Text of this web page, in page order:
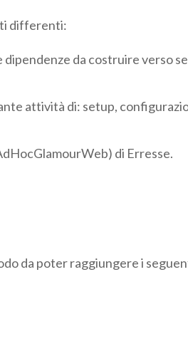
differenti:
da costruire verso
attività di: setup,
di Erresse.
da poter raggiungere i